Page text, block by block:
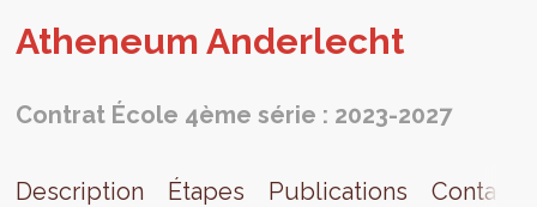
Athe­neum Ander­lecht
Contrat École 4ème série : 2023-2027
Description Étapes Publications Contact